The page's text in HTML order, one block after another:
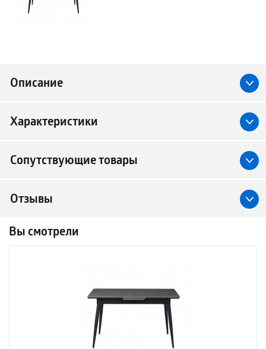
Описание
Характеристики
Сопутствующие товары
Отзывы
Вы смотрели